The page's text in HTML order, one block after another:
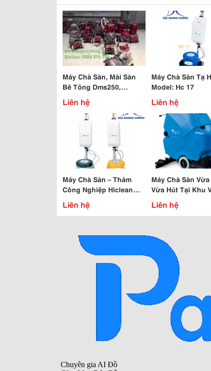
Máy Chà Sàn, Mài Sàn
Bê Tông Dms250,
Dms350 Giá Rẻ
Liên hệ
Máy Chà Sàn Tạ
Model: Hc 17
Liên hệ
Máy Chà Sàn – Thảm
Công Nghiệp Hiclean
Model: Hc 154
Liên hệ
Máy Chà Sàn
Vừa Hút Tại Khu
Đồng Nai, Bình
Liên hệ